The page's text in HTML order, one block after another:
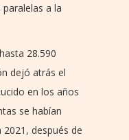
a la
28.590
dejó atrás el
en los años
se habían
después de